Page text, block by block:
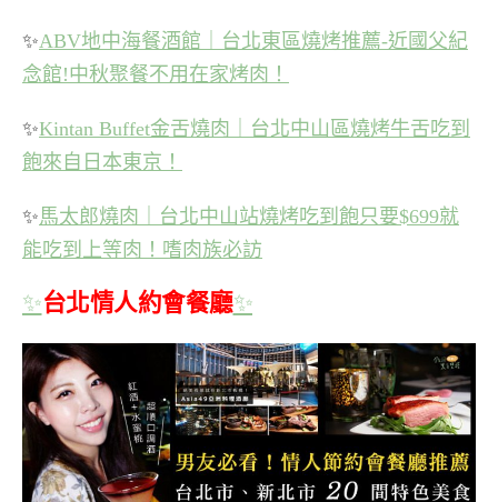
✨ABV地中海餐酒館｜台北東區燒烤推薦-近國父紀
念館!中秋聚餐不用在家烤肉！
✨Kintan Buffet金舌燒肉｜台北中山區燒烤牛舌吃到
飽來自日本東京！
✨馬太郎燒肉｜台北中山站燒烤吃到飽只要$699就
能吃到上等肉！嗜肉族必訪
✨台北情人約會餐廳✨